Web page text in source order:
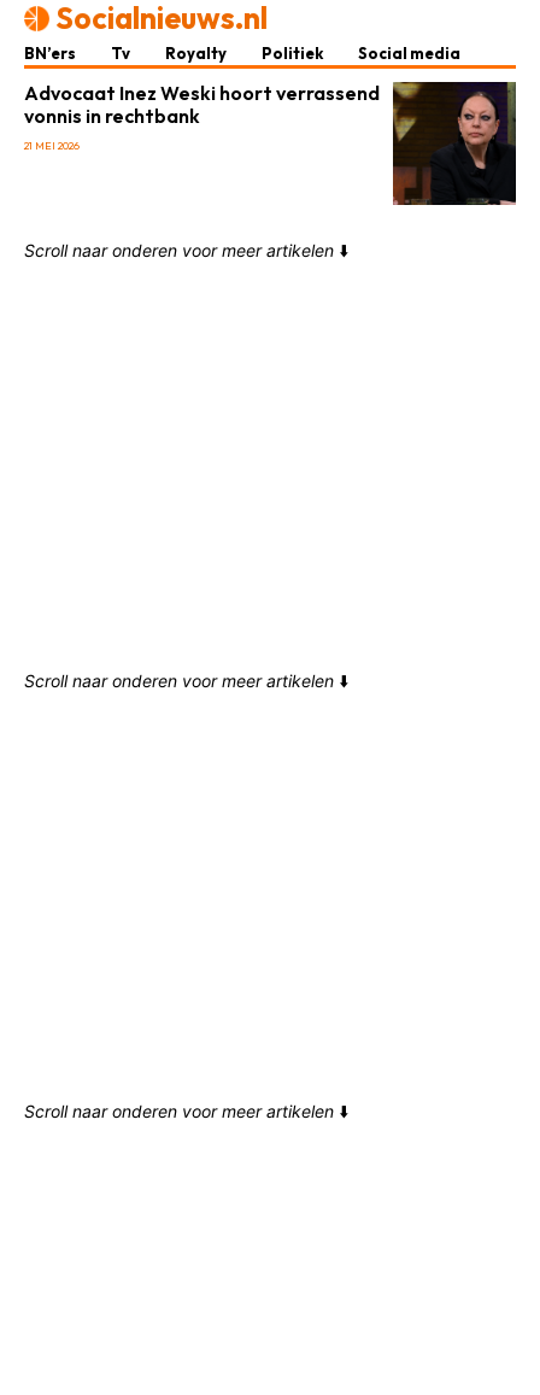
Socialnieuws.nl
BN’ers Tv Royalty Politiek Social media
Advocaat Inez Weski hoort verrassend
vonnis in rechtbank
21 MEI 2026
Scroll naar onderen voor meer artikelen ⬇️
Scroll naar onderen voor meer artikelen ⬇️
Scroll naar onderen voor meer artikelen ⬇️